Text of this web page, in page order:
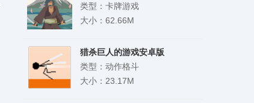
类型：卡牌游戏
大小：62.66M
猎杀巨人的游戏安卓版
类型：动作格斗
大小：23.17M